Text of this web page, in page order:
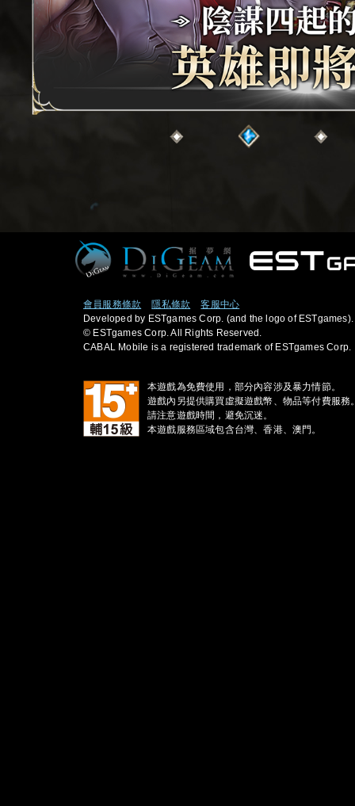
會員服務條款 隱私條款
客服中心
Developed by ESTgames Corp. (and the logo of ESTgames).
© ESTgames Corp. All Rights Reserved.
CABAL Mobile is a registered trademark of ESTgames Corp.
本遊戲為免費使用，部分內容涉及暴力情節。
遊戲內另提供購買虛擬遊戲幣、物品等付費服務
請注意遊戲時間，避免沉迷。
本遊戲服務區域包含台灣、香港、澳門。